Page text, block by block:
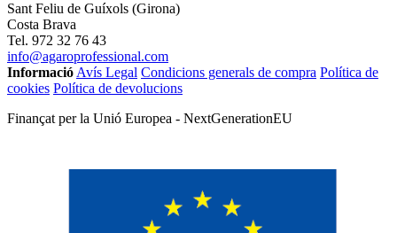
Sant Feliu de Guíxols (Girona)
Costa Brava
Tel. 972 32 76 43
info@agaroprofessional.com
Informació Avís Legal Condicions generals de compra Política de
cookies Política de devolucions
Finançat per la Unió Europea - NextGenerationEU